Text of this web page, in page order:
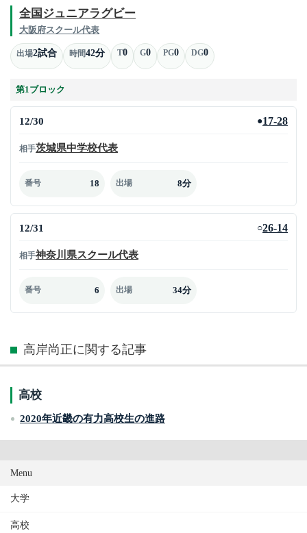
全国ジュニアラグビー
大阪府スクール代表
出場2試合 時間42分 T0 G0 PG0 DG0
第1ブロック
12/30 ●17-28
相手茨城県中学校代表
番号 18 出場 8分
12/31 ○26-14
相手神奈川県スクール代表
番号 6 出場 34分
高岸尚正に関する記事
高校
2020年近畿の有力高校生の進路
Menu
大学
高校